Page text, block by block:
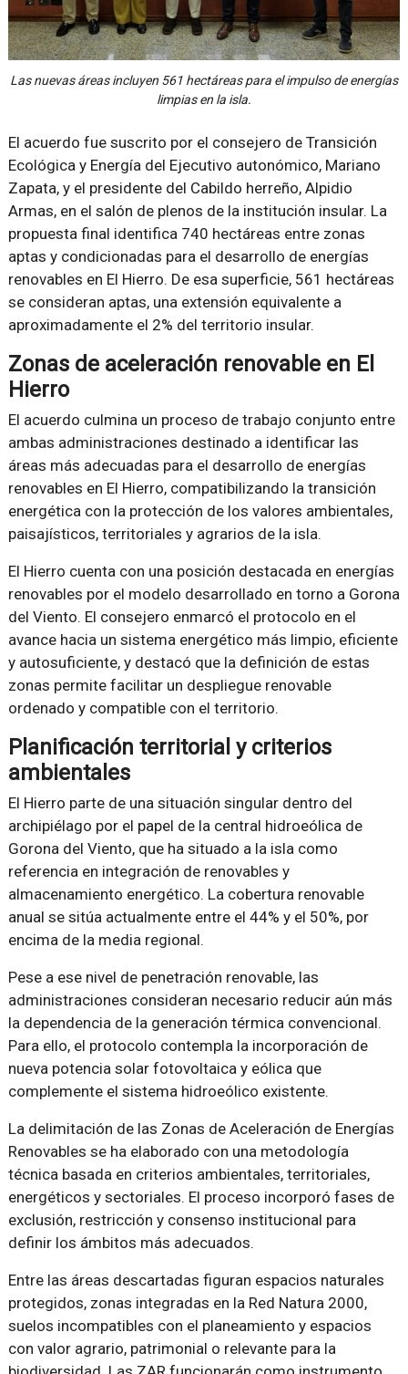
Las nuevas áreas incluyen 561 hectáreas para el impulso de energías
limpias en la isla.
El acuerdo fue suscrito por el consejero de Transición
Ecológica y Energía del Ejecutivo autonómico, Mariano
Zapata, y el presidente del Cabildo herreño, Alpidio
Armas, en el salón de plenos de la institución insular. La
propuesta final identifica 740 hectáreas entre zonas
aptas y condicionadas para el desarrollo de energías
renovables en El Hierro. De esa superficie, 561 hectáreas
se consideran aptas, una extensión equivalente a
aproximadamente el 2% del territorio insular.
Zonas de aceleración renovable en El
Hierro
El acuerdo culmina un proceso de trabajo conjunto entre
ambas administraciones destinado a identificar las
áreas más adecuadas para el desarrollo de energías
renovables en El Hierro, compatibilizando la transición
energética con la protección de los valores ambientales,
paisajísticos, territoriales y agrarios de la isla.
El Hierro cuenta con una posición destacada en energías
renovables por el modelo desarrollado en torno a Gorona
del Viento. El consejero enmarcó el protocolo en el
avance hacia un sistema energético más limpio, eficiente
y autosuficiente, y destacó que la definición de estas
zonas permite facilitar un despliegue renovable
ordenado y compatible con el territorio.
Planificación territorial y criterios
ambientales
El Hierro parte de una situación singular dentro del
archipiélago por el papel de la central hidroeólica de
Gorona del Viento, que ha situado a la isla como
referencia en integración de renovables y
almacenamiento energético. La cobertura renovable
anual se sitúa actualmente entre el 44% y el 50%, por
encima de la media regional.
Pese a ese nivel de penetración renovable, las
administraciones consideran necesario reducir aún más
la dependencia de la generación térmica convencional.
Para ello, el protocolo contempla la incorporación de
nueva potencia solar fotovoltaica y eólica que
complemente el sistema hidroeólico existente.
La delimitación de las Zonas de Aceleración de Energías
Renovables se ha elaborado con una metodología
técnica basada en criterios ambientales, territoriales,
energéticos y sectoriales. El proceso incorporó fases de
exclusión, restricción y consenso institucional para
definir los ámbitos más adecuados.
Entre las áreas descartadas figuran espacios naturales
protegidos, zonas integradas en la Red Natura 2000,
suelos incompatibles con el planeamiento y espacios
con valor agrario, patrimonial o relevante para la